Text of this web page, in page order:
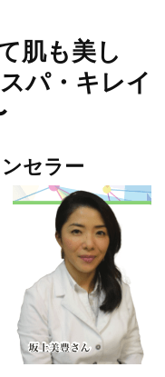
肌も美し
パ・キレイ
セラー